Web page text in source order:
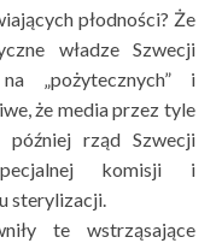
płodności? Że
władze Szwecji
„pożytecznych” i
że media przez tyle
rząd Szwecji
komisji i
sterylizacji.
te wstrząsające